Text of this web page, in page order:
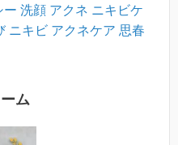
洗顔 アクネ ニキビケ
ニキビ アクネケア 思春
ム